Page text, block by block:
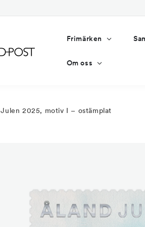
Frimärken
Om oss
Julen 2025, motiv I – ostämplat